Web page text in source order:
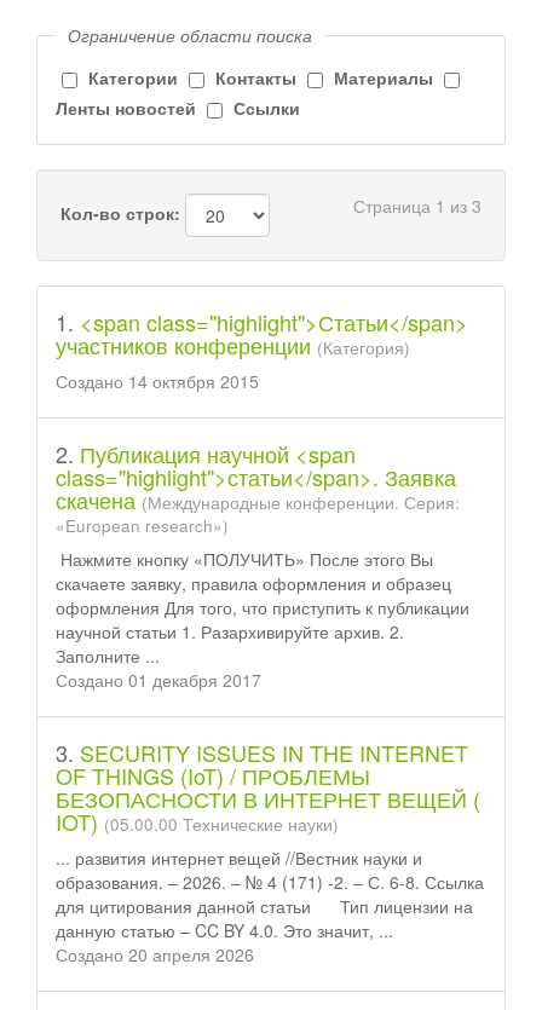
Ограничение области поиска
Категории
Контакты
Материалы
Ленты новостей
Ссылки
Кол-во строк: Страница 1 из 3
1. <span class="highlight">Статьи</span>
участников конференции (Категория)
Создано 14 октября 2015
2. Публикация научной <span
class="highlight">статьи</span>. Заявка
скачена (Международные конференции. Серия:
«European research»)
Нажмите кнопку «ПОЛУЧИТЬ» После этого Вы
скачаете заявку, правила оформления и образец
оформления Для того, что приступить к публикации
научной статьи 1. Разархивируйте архив. 2.
Заполните ...
Создано 01 декабря 2017
3. SECURITY ISSUES IN THE INTERNET
OF THINGS (IoT) / ПРОБЛЕМЫ
БЕЗОПАСНОСТИ В ИНТЕРНЕТ ВЕЩЕЙ (
IOT) (05.00.00 Технические науки)
... развития интернет вещей //Вестник науки и
образования. – 2026. – № 4 (171) -2. – С. 6-8. Ссылка
для цитирования данной статьи Тип лицензии на
данную статью – CC BY 4.0. Это значит, ...
Создано 20 апреля 2026